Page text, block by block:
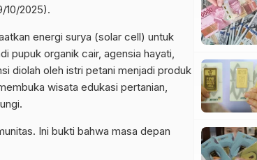
10/2025).
energi surya (solar cell) untuk
pupuk organik cair, agensia hayati,
diolah oleh istri petani menjadi produk
wisata edukasi pertanian,
Ini bukti bahwa masa depan